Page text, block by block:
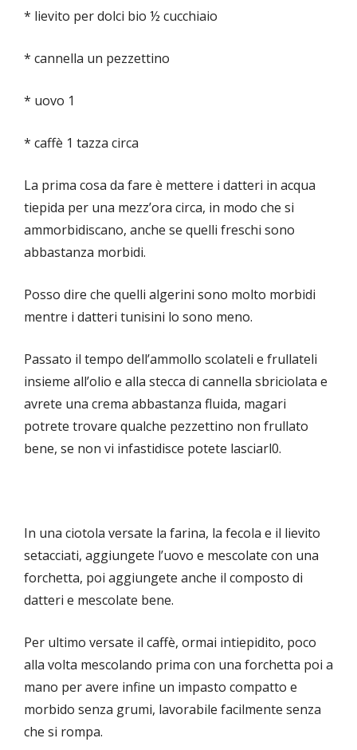
* lievito per dolci bio ½ cucchiaio
* cannella un pezzettino
* uovo 1
* caffè 1 tazza circa
La prima cosa da fare è mettere i datteri in acqua
tiepida per una mezz’ora circa, in modo che si
ammorbidiscano, anche se quelli freschi sono
abbastanza morbidi.
Posso dire che quelli algerini sono molto morbidi
mentre i datteri tunisini lo sono meno.
Passato il tempo dell’ammollo scolateli e frullateli
insieme all’olio e alla stecca di cannella sbriciolata e
avrete una crema abbastanza fluida, magari
potrete trovare qualche pezzettino non frullato
bene, se non vi infastidisce potete lasciarl0.
In una ciotola versate la farina, la fecola e il lievito
setacciati, aggiungete l’uovo e mescolate con una
forchetta, poi aggiungete anche il composto di
datteri e mescolate bene.
Per ultimo versate il caffè, ormai intiepidito, poco
alla volta mescolando prima con una forchetta poi a
mano per avere infine un impasto compatto e
morbido senza grumi, lavorabile facilmente senza
che si rompa.